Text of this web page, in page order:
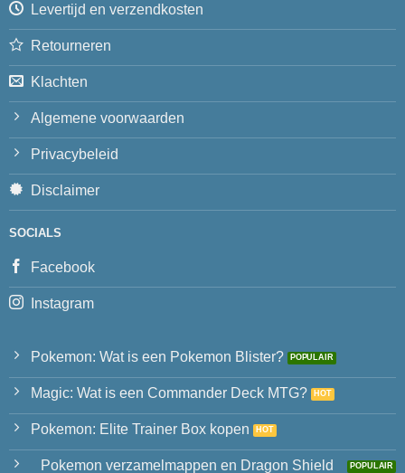
Levertijd en verzendkosten
Retourneren
Klachten
Algemene voorwaarden
Privacybeleid
Disclaimer
SOCIALS
Facebook
Instagram
Pokemon: Wat is een Pokemon Blister?
Magic: Wat is een Commander Deck MTG?
Pokemon: Elite Trainer Box kopen
Pokemon verzamelmappen en Dragon Shield